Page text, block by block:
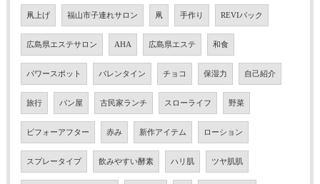
凧上げ 福山市子連れサロン 凧 手作り REVIパック
広島県エステサロン AHA 広島県エステ 和食
パワースポット バレンタイン チョコ 保湿力 自己紹介
旅行 パン屋 古民家ランチ スローライフ 野菜
ビフォーアフター 赤み 新作アイテム ローション
スプレータイプ 飲みやすい酵素 ハリ肌 ツヤ肌肌